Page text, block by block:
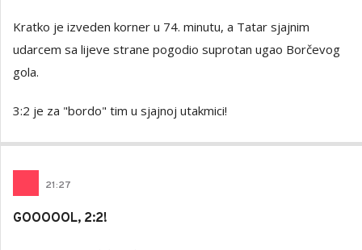
Kratko je izveden korner u 74. minutu, a Tatar sjajnim
udarcem sa lijeve strane pogodio suprotan ugao Borčevog
gola.
3:2 je za "bordo" tim u sjajnoj utakmici!
21:27
GOOOOOL, 2:2!